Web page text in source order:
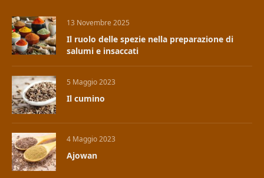
13 Novembre 2025
Il ruolo delle spezie nella preparazione di
salumi e insaccati
5 Maggio 2023
Il cumino
4 Maggio 2023
Ajowan